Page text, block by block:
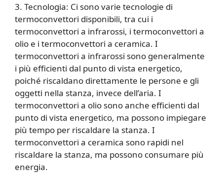
3. Tecnologia: Ci sono varie tecnologie di
termoconvettori disponibili, tra cui i
termoconvettori a infrarossi, i termoconvettori a
olio e i termoconvettori a ceramica. I
termoconvettori a infrarossi sono generalmente
i più efficienti dal punto di vista energetico,
poiché riscaldano direttamente le persone e gli
oggetti nella stanza, invece dell’aria. I
termoconvettori a olio sono anche efficienti dal
punto di vista energetico, ma possono impiegare
più tempo per riscaldare la stanza. I
termoconvettori a ceramica sono rapidi nel
riscaldare la stanza, ma possono consumare più
energia.